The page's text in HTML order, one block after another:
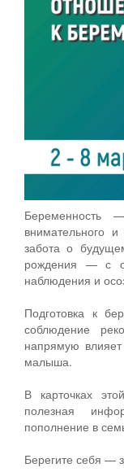
Беременность
внимательного
забота о
рождения — с
наблюдения и
Подготовка к
соблюдение
напрямую
малыша.
В карточках
полезная
пополнение в
Берегите себя —